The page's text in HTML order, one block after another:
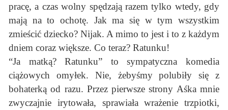
pracę, a czas wolny spędzają razem tylko wtedy, gdy
mają na to ochotę. Jak ma się w tym wszystkim
zmieścić dziecko? Nijak. A mimo to jest i to z każdym
dniem coraz większe. Co teraz? Ratunku!
“Ja matką? Ratunku” to sympatyczna komedia
ciążowych omyłek. Nie, żebyśmy polubiły się z
bohaterką od razu. Przez pierwsze strony Aśka mnie
zwyczajnie irytowała, sprawiała wrażenie trzpiotki,